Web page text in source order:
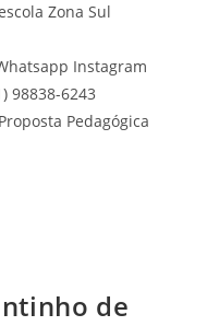
Zona Sul
Instagram
6243
Pedagógica
de